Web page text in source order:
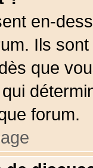
en-
Ils
que
forum.